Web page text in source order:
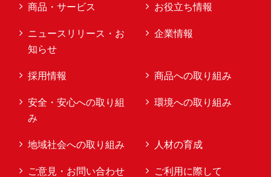
商品・サービス お役立ち情報
ニュースリリース・お
知らせ
企業情報
採用情報 商品への取り組み
安全・安心への取り組
み
環境への取り組み
地域社会への取り組み 人材の育成
ご意見・お問い合わせ ご利用に際して